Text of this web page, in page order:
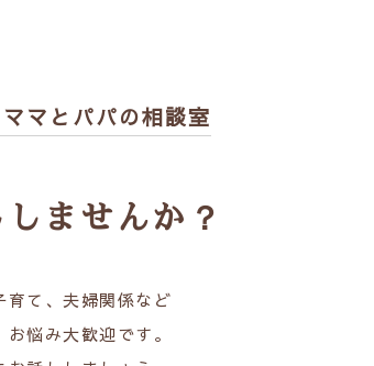
ママとパパの相談室
ませんか？
育て、夫婦関係など
悩み大歓迎です。